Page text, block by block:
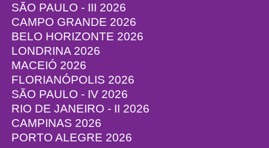
SÃO PAULO - III 2026
CAMPO GRANDE 2026
BELO HORIZONTE 2026
LONDRINA 2026
MACEIÓ 2026
FLORIANÓPOLIS 2026
SÃO PAULO - IV 2026
RIO DE JANEIRO - II 2026
CAMPINAS 2026
PORTO ALEGRE 2026